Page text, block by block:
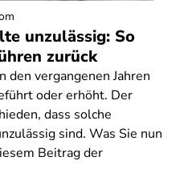
unzulässig: So
zurück
den vergangenen Jahren
oder erhöht. Der
dass solche
sind. Was Sie nun
Beitrag der